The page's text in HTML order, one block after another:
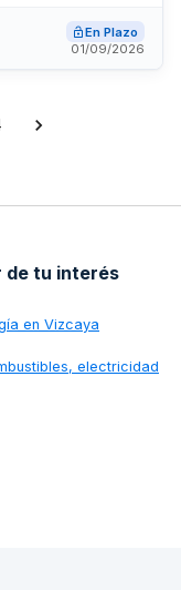
un único lote
de los
En Plazo
01/09/2026
de tu interés
en Vizcaya
electricidad